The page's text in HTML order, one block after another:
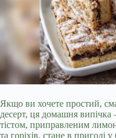
Якщо ви хочете простий,
десерт, ця домашня
тістом, приправленим
та горіхів, стане в пригоді